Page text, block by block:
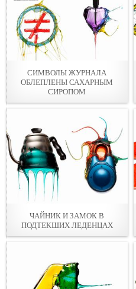
СИМВОЛЫ ЖУРНАЛА
ОБЛЕПЛЕНЫ САХАРНЫМ
СИРОПОМ
ЧАЙНИК И ЗАМОК В
ПОДТЕКШИХ ЛЕДЕНЦАХ